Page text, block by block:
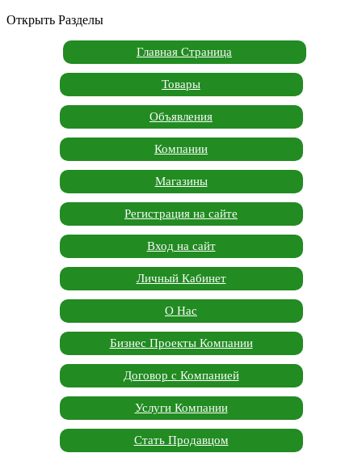
Открыть Разделы
Главная Страница
Товары
Объявления
Компании
Магазины
Регистрация на сайте
Вход на сайт
Личный Кабинет
О Нас
Бизнес Проекты Компании
Договор с Компанией
Услуги Компании
Стать Продавцом